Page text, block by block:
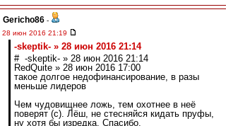
Gericho86 -
28 июн 2016 21:19
-skeptik- » 28 июн 2016 21:14
# -skeptik- » 28 июн 2016 21:14
RedQuite » 28 июн 2016 17:00
такое долгое недофинансирование, в разы
меньше лидеров
Чем чудовищнее ложь, тем охотнее в неё
поверят (с). Лёш, не стесняйся кидать пруфы,
ну хотя бы изредка. Спасибо.